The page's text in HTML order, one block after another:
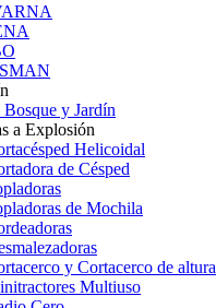
y Jardín
a Explosión
Helicoidal
de Césped
de Mochila
y Cortacerco de altura
Multiuso